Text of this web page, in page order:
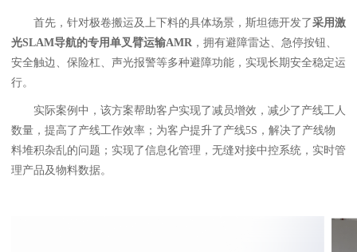
首先，针对极卷搬运及上下料的具体场景，斯坦德开发了采用激
光SLAM导航的专用单叉臂运输AMR ，拥有避障雷达、急停按钮、
安全触边、保险杠、声光报警等多种避障功能，实现长期安全稳定运
行。
实际案例中，该方案帮助客户实现了减员增效，减少了产线工人
数量，提高了产线工作效率；为客户提升了产线5S，解决了产线物
料堆积杂乱的问题；实现了信息化管理，无缝对接中控系统，实时管
理产品及物料数据。